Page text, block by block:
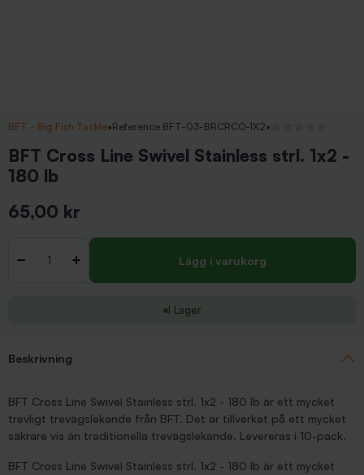
BFT - Big Fish Tackle•Reference BFT-03-BRCRCO-1X2•
BFT Cross Line Swivel Stainless strl. 1x2 -
180 lb
65,00 kr
- + Lägg i varukorg
I Lager
Beskrivning
BFT Cross Line Swivel Stainless strl. 1x2 - 180 lb är ett mycket
trevligt trevägslekande från BFT. Det är tillverkat på ett mycket
säkrare vis än traditionella trevägslekande. Levereras i 10-pack.
BFT Cross Line Swivel Stainless strl. 1x2 - 180 lb är ett mycket